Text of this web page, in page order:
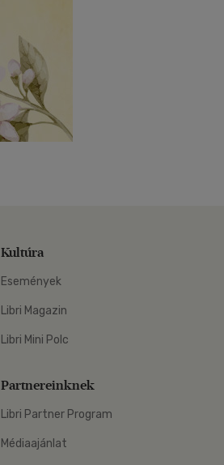
Kultúra
Események
Libri Magazin
Libri Mini Polc
Partnereinknek
Libri Partner Program
Médiaajánlat